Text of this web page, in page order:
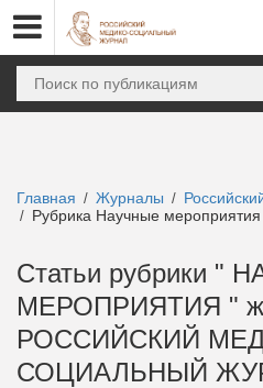
Главная / Журналы /
/ Рубрика Научные мероприятия
Статьи рубрики "
МЕРОПРИЯТИЯ "
РОССИЙСКИЙ
СОЦИАЛЬНЫЙ